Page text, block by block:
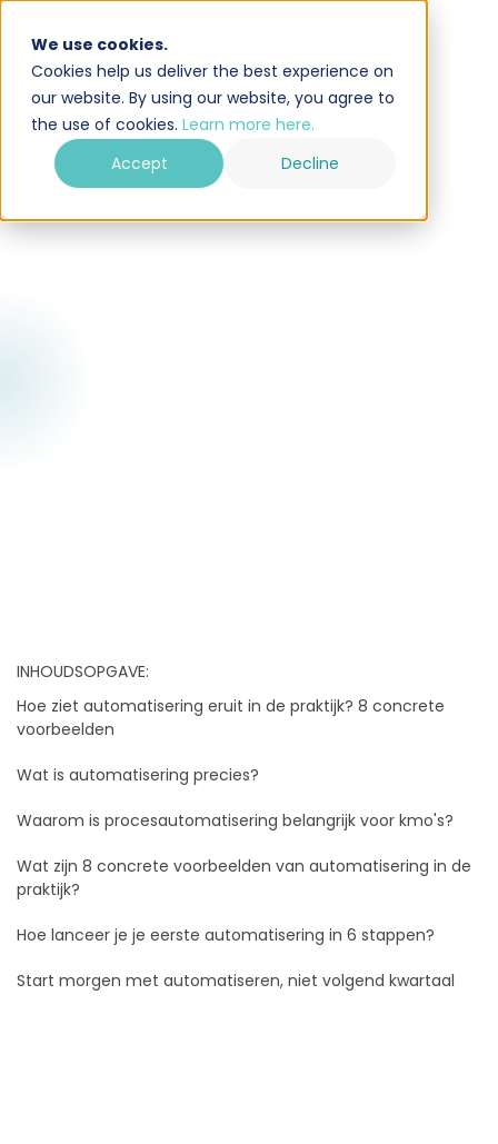
We use cookies.
Cookies help us deliver the best experience on
our website. By using our website, you agree to
the use of cookies. Learn more here.
Accept
Decline
INHOUDSOPGAVE:
Hoe ziet automatisering eruit in de praktijk? 8 concrete
voorbeelden
Wat is automatisering precies?
Waarom is procesautomatisering belangrijk voor kmo's?
Wat zijn 8 concrete voorbeelden van automatisering in de
praktijk?
Hoe lanceer je je eerste automatisering in 6 stappen?
Start morgen met automatiseren, niet volgend kwartaal